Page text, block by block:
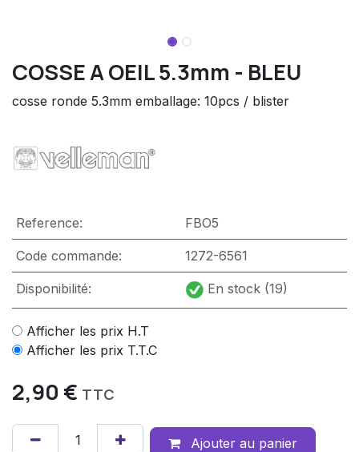
COSSE A OEIL 5.3mm - BLEU
cosse ronde 5.3mm emballage: 10pcs / blister
Reference: FBO5
Code commande: 1272-6561
Disponibilité: En stock (19)
Afficher les prix H.T
Afficher les prix T.T.C
2,90 € TTC
Ajouter au panier